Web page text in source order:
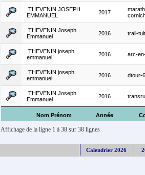
Nom Prénom Année
THEVENIN JOSEPH
EMMANUEL
2017
THEVENIN Joseph
Emmanuel
2016 trail-
THEVENIN joseph
emmanuel
2016 arc-
THEVENIN joseph
emmanuel
2016 dtour-
THEVENIN Joseph
Emmanuel
2016
Affichage de la ligne 1 à 38 sur 38 lignes
Calendrier 2026